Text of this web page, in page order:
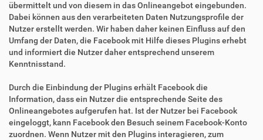
übermittelt und von diesem in das Onlineangebot eingebunden.
Dabei können aus den verarbeiteten Daten Nutzungsprofile der
Nutzer erstellt werden. Wir haben daher keinen Einfluss auf den
Umfang der Daten, die Facebook mit Hilfe dieses Plugins erhebt
und informiert die Nutzer daher entsprechend unserem
Kenntnisstand.
Durch die Einbindung der Plugins erhält Facebook die
Information, dass ein Nutzer die entsprechende Seite des
Onlineangebotes aufgerufen hat. Ist der Nutzer bei Facebook
eingeloggt, kann Facebook den Besuch seinem Facebook-Konto
zuordnen. Wenn Nutzer mit den Plugins interagieren, zum